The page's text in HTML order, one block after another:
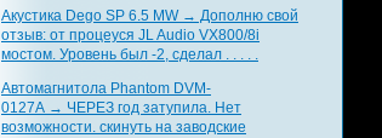
Акустика Dego SP 6.5 MW → Дополню свой
отзыв: от процеуся JL Audio VX800/8i
мостом. Уровень был -2, сделал . . . . .
Автомагнитола Phantom DVM-
0127A → ЧЕРЕЗ год затупила. Нет
возможности. скинуть на заводские